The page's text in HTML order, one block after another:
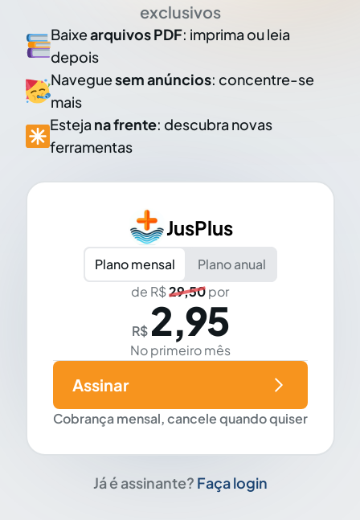
exclusivos
Baixearquivos PDF: imprima ou leia
depois
Naveguesem anúncios: concentre-se
mais
Esteja na frente: descubra novas
ferramentas
JusPlus
Plano mensal
Plano anual
de R$29,50por
R$ 2,95
No primeiro mês
Cobrança mensal, cancele quando quiser
Assinar
Já é assinante? Faça login